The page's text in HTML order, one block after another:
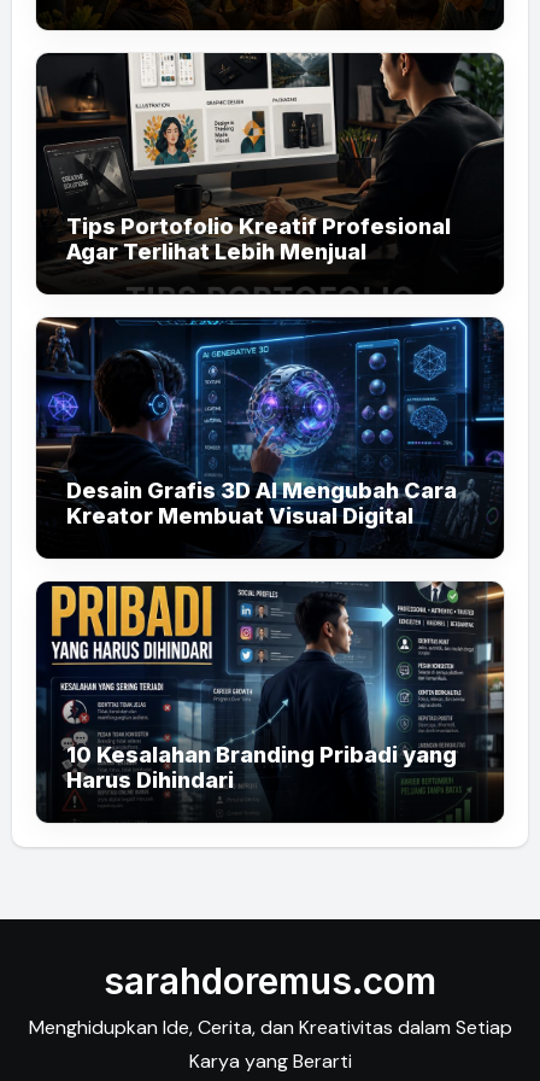
Tips Portofolio Kreatif Profesional
Agar Terlihat Lebih Menjual
Desain Grafis 3D AI Mengubah Cara
Kreator Membuat Visual Digital
10 Kesalahan Branding Pribadi yang
Harus Dihindari
sarahdoremus.com
Menghidupkan Ide, Cerita, dan Kreativitas dalam Setiap
Karya yang Berarti